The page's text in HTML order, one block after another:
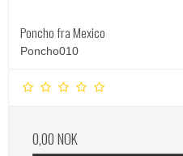
Poncho fra Mexico
Poncho010
0,00 NOK